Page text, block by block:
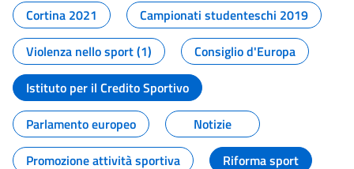
Cortina 2021
Campionati studenteschi 2019
Violenza nello sport (1)
Consiglio d'Europa
Istituto per il Credito Sportivo
Parlamento europeo
Notizie
Promozione attività sportiva
Riforma sport